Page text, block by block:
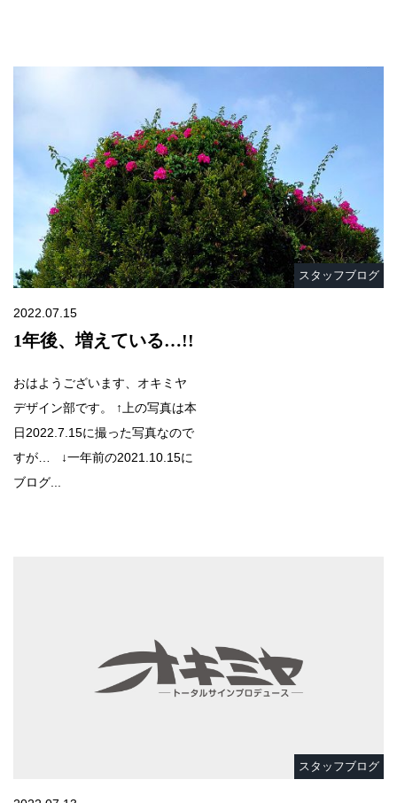
スタッフブログ
2022.07.15
1年後、増えている…!!
おはようございます、オキミヤ
デザイン部です。 ↑上の写真は本
日2022.7.15に撮った写真なので
すが… ↓一年前の2021.10.15に
ブログ...
スタッフブログ